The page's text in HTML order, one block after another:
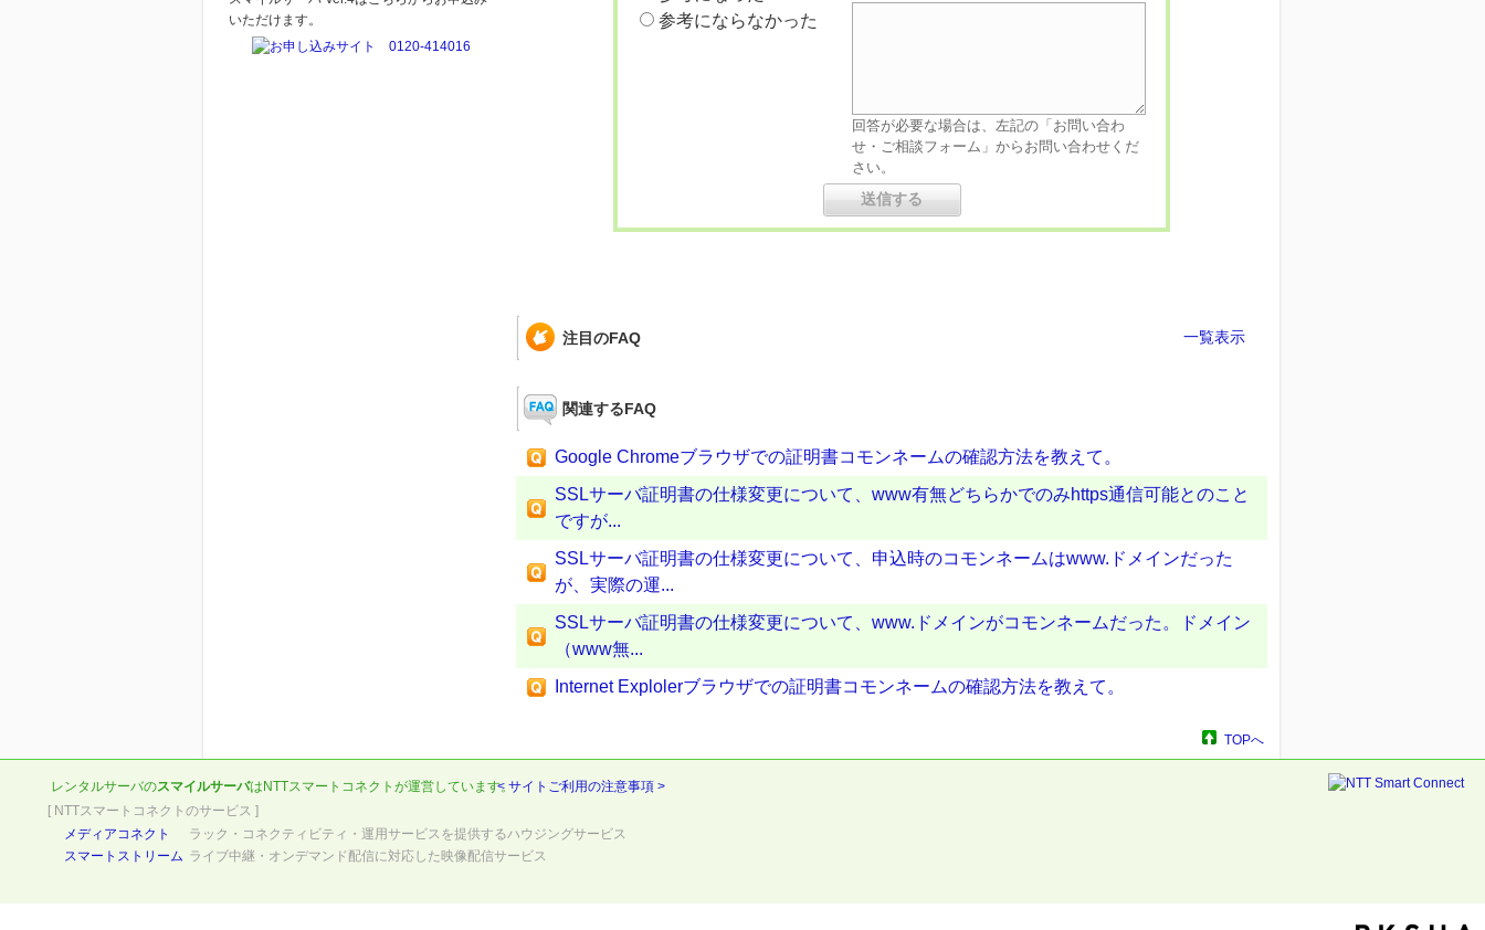
いただけます。
参考にならなかった
回答が必要な場合は、左記の「お問い合わ
せ・ご相談フォーム」からお問い合わせくだ
さい。
注目のFAQ 一覧表示
関連するFAQ
Google Chromeブラウザでの証明書コモンネームの確認方法を教えて。
SSLサーバ証明書の仕様変更について、www有無どちらかでのみhttps通信可能とのこと
ですが...
SSLサーバ証明書の仕様変更について、申込時のコモンネームはwww.ドメインだった
が、実際の運...
SSLサーバ証明書の仕様変更について、www.ドメインがコモンネームだった。ドメイン
（www無...
Internet Explolerブラウザでの証明書コモンネームの確認方法を教えて。
TOPへ
レンタルサーバのスマイルサーバは NTTスマートコネクト が運営しています。< サイトご利用の注意事項 >
[ NTTスマートコネクトのサービス ]
メディアコネクト
ラック・コネクティビティ・運用サービスを提供するハウジングサービス
スマートストリーム ライブ中継・オンデマンド配信に対応した映像配信サービス